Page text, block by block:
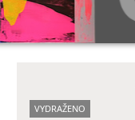
VYDRAŽENO